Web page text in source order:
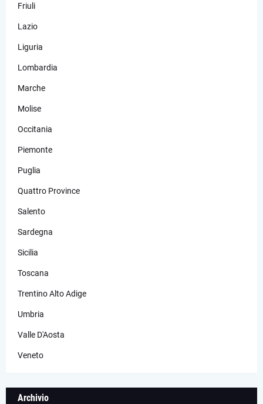
Friuli
Lazio
Liguria
Lombardia
Marche
Molise
Occitania
Piemonte
Puglia
Quattro Province
Salento
Sardegna
Sicilia
Toscana
Trentino Alto Adige
Umbria
Valle D'Aosta
Veneto
Archivio